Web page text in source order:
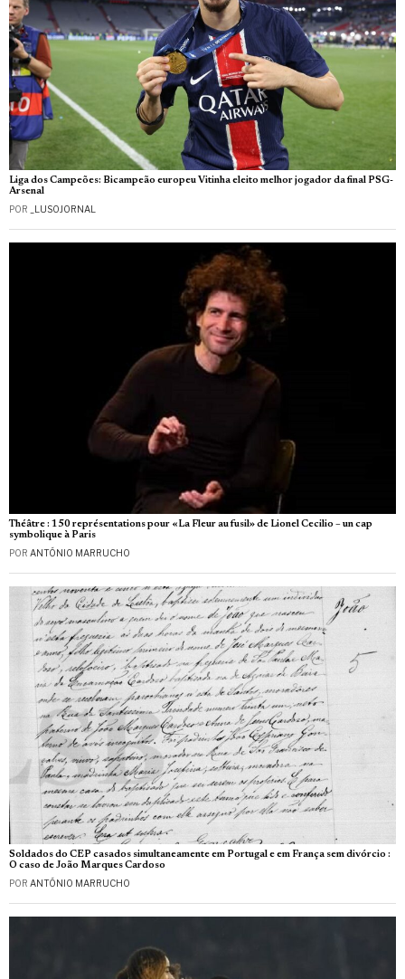
Liga dos Campeões: Bicampeão europeu Vitinha eleito melhor jogador da final PSG-
Arsenal
POR _LUSOJORNAL
Théâtre : 150 représentations pour «La Fleur au fusil» de Lionel Cecilio – un cap
symbolique à Paris
POR ANTÓNIO MARRUCHO
Soldados do CEP casados simultaneamente em Portugal e em França sem divórcio :
O caso de João Marques Cardoso
POR ANTÓNIO MARRUCHO